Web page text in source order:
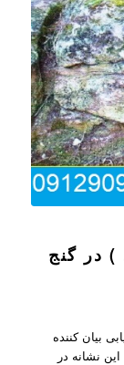
در گنج
بیان کننده
نشانه در